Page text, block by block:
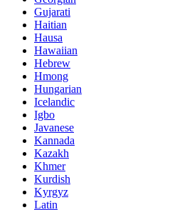
Gujarati
Haitian
Hausa
Hawaiian
Hebrew
Hmong
Hungarian
Icelandic
Igbo
Javanese
Kannada
Kazakh
Khmer
Kurdish
Kyrgyz
Latin